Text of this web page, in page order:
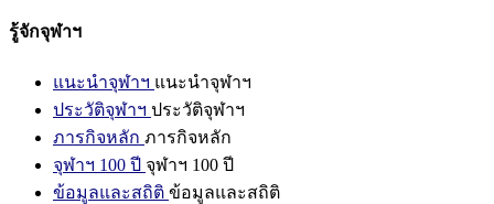
รู้จักจุฬาฯ
แนะนำจุฬาฯ แนะนำจุฬาฯ
ประวัติจุฬาฯ ประวัติจุฬาฯ
ภารกิจหลัก ภารกิจหลัก
จุฬาฯ 100 ปี จุฬาฯ 100 ปี
ข้อมูลและสถิติ ข้อมูลและสถิติ